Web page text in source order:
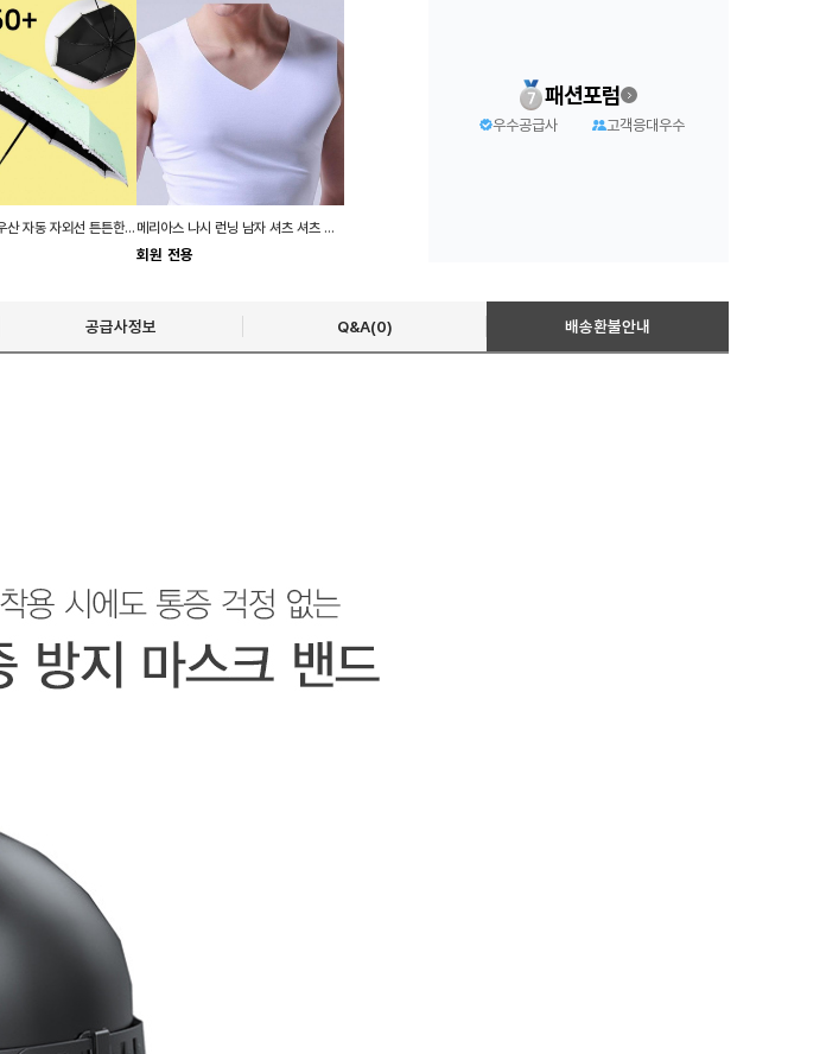
예쁜 양산 양우산 자동 자외선 튼튼한 레이스 양산 우산 메리아스 나시 런닝 남자 셔츠 셔츠 런닝 무봉제 민소매 실크
회원 전용
패션포럼
우수공급사 고객응대우수
공급사정보 Q&A(0) 배송환불안내